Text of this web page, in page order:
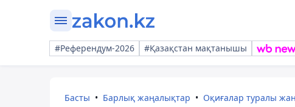
#Референдум-2026 #Қазақстан мақтанышы
Басты Барлық жаңалықтар Оқиғалар туралы